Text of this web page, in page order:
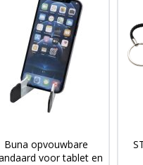
Buna opvouwbare
voor tablet en